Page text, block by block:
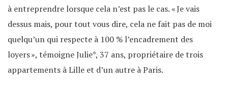
à entreprendre lorsque cela n’est pas le cas. « Je vais
dessus mais, pour tout vous dire, cela ne fait pas de moi
quelqu’un qui respecte à 100 % l’encadrement des
loyers », témoigne Julie*, 37 ans, propriétaire de trois
appartements à Lille et d’un autre à Paris.